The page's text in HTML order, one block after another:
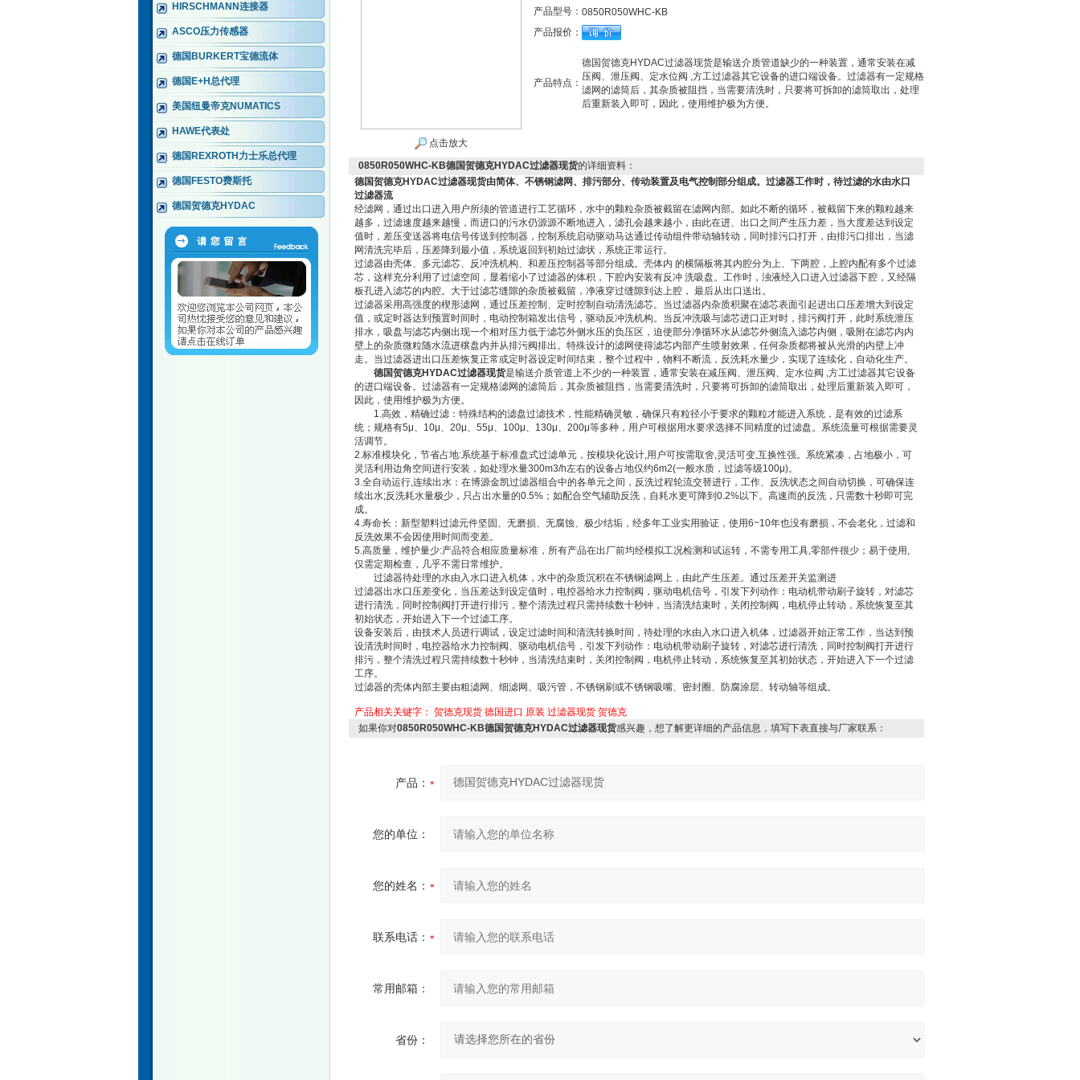
HIRSCHMANN连接器
ASCO压力传感器
德国BURKERT宝德流体
德国E+H总代理
美国纽曼帝克NUMATICS
HAWE代表处
德国REXROTH力士乐总代理
德国FESTO费斯托
德国贺德克HYDAC
点击放大
产品型号： 0850R050WHC-KB
产品报价：
产品特点：
德国贺德克HYDAC过滤器现货是输送介质管道缺少的一种装置，通常安装在减
压阀、泄压阀、定水位阀 ,方工过滤器其它设备的进口端设备。过滤器有一定规格
滤网的滤筒后，其杂质被阻挡，当需要清洗时，只要将可拆卸的滤筒取出，处理
后重新装入即可，因此，使用维护极为方便。
0850R050WHC-KB德国贺德克HYDAC过滤器现货的详细资料：
德国贺德克HYDAC过滤器现货由简体、不锈钢滤网、排污部分、传动装置及电气控制部分组成。过滤器工作时，待过滤的水由水口
过滤器流
经滤网，通过出口进入用户所须的管道进行工艺循环，水中的颗粒杂质被截留在滤网内部。如此不断的循环，被截留下来的颗粒越来
越多，过滤速度越来越慢，而进口的污水仍源源不断地进入，滤孔会越来越小，由此在进、出口之间产生压力差，当大度差达到设定
值时，差压变送器将电信号传送到控制器，控制系统启动驱动马达通过传动组件带动轴转动，同时排污口打开，由排污口排出，当滤
网清洗完毕后，压差降到最小值，系统返回到初始过滤状，系统正常运行。
过滤器由壳体、多元滤芯、反冲洗机构、和差压控制器等部分组成。壳体内 的横隔板将其内腔分为上、下两腔，上腔内配有多个过滤
芯，这样充分利用了过滤空间，显着缩小了过滤器的体积，下腔内安装有反冲 洗吸盘。工作时，浊液经入口进入过滤器下腔，又经隔
板孔进入滤芯的内腔。大于过滤芯缝隙的杂质被截留，净液穿过缝隙到达上腔， 最后从出口送出。
过滤器采用高强度的楔形滤网，通过压差控制、定时控制自动清洗滤芯。当过滤器内杂质积聚在滤芯表面引起进出口压差增大到设定
值，或定时器达到预置时间时，电动控制箱发出信号，驱动反冲洗机构。当反冲洗吸与滤芯进口正对时，排污阀打开，此时系统泄压
排水，吸盘与滤芯内侧出现一个相对压力低于滤芯外侧水压的负压区，迫使部分净循环水从滤芯外侧流入滤芯内侧，吸附在滤芯内内
壁上的杂质微粒随水流进穣盘内并从排污阀排出。特殊设计的滤网使得滤芯内部产生喷射效果，任何杂质都将被从光滑的内壁上冲
走。当过滤器进出口压差恢复正常或定时器设定时间结束，整个过程中，物料不断流，反洗耗水量少，实现了连续化，自动化生产。
德国贺德克HYDAC过滤器现货是输送介质管道上不少的一种装置，通常安装在减压阀、泄压阀、定水位阀 ,方工过滤器其它设备
的进口端设备。过滤器有一定规格滤网的滤筒后，其杂质被阻挡，当需要清洗时，只要将可拆卸的滤筒取出，处理后重新装入即可，
因此，使用维护极为方便。
1.高效，精确过滤：特殊结构的滤盘过滤技术，性能精确灵敏，确保只有粒径小于要求的颗粒才能进入系统，是有效的过滤系
统；规格有5μ、10μ、20μ、55μ、100μ、130μ、200μ等多种，用户可根据用水要求选择不同精度的过滤盘。系统流量可根据需要灵
活调节。
2.标准模块化，节省占地:系统基于标准盘式过滤单元，按模块化设计,用户可按需取舍,灵活可变,互换性强。系统紧凑，占地极小，可
灵活利用边角空间进行安装，如处理水量300m3/h左右的设备占地仅约6m2(一般水质，过滤等级100μ)。
3.全自动运行,连续出水：在博源金凯过滤器组合中的各单元之间，反洗过程轮流交替进行，工作、反洗状态之间自动切换，可确保连
续出水;反洗耗水量极少，只占出水量的0.5%；如配合空气辅助反洗，自耗水更可降到0.2%以下。高速而的反洗，只需数十秒即可完
成。
4.寿命长：新型塑料过滤元件坚固、无磨损、无腐蚀、极少结垢，经多年工业实用验证，使用6~10年也没有磨损，不会老化，过滤和
反洗效果不会因使用时间而变差。
5.高质量，维护量少:产品符合相应质量标准，所有产品在出厂前均经模拟工况检测和试运转，不需专用工具,零部件很少；易于使用,
仅需定期检查，几乎不需日常维护。
过滤器待处理的水由入水口进入机体，水中的杂质沉积在不锈钢滤网上，由此产生压差。通过压差开关监测进
过滤器出水口压差变化，当压差达到设定值时，电控器给水力控制阀，驱动电机信号，引发下列动作：电动机带动刷子旋转，对滤芯
进行清洗，同时控制阀打开进行排污，整个清洗过程只需持续数十秒钟，当清洗结束时，关闭控制阀，电机停止转动，系统恢复至其
初始状态，开始进入下一个过滤工序。
设备安装后，由技术人员进行调试，设定过滤时间和清洗转换时间，待处理的水由入水口进入机体，过滤器开始正常工作，当达到预
设清洗时间时，电控器给水力控制阀、驱动电机信号，引发下列动作：电动机带动刷子旋转，对滤芯进行清洗，同时控制阀打开进行
排污，整个清洗过程只需持续数十秒钟，当清洗结束时，关闭控制阀，电机停止转动，系统恢复至其初始状态，开始进入下一个过滤
工序。
过滤器的壳体内部主要由粗滤网、细滤网、吸污管，不锈钢刷或不锈钢吸嘴、密封圈、防腐涂层、转动轴等组成。
产品相关关键字： 贺德克现货 德国进口 原装 过滤器现货 贺德克
如果你对0850R050WHC-KB德国贺德克HYDAC过滤器现货感兴趣，想了解更详细的产品信息，填写下表直接与厂家联系：
产品：
您的单位：
您的姓名：
联系电话：
常用邮箱：
省份：